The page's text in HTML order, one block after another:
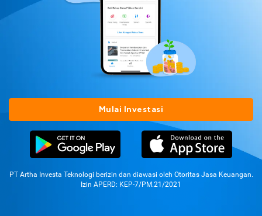
Mulai Investasi
PT Artha Investa Teknologi berizin dan diawasi oleh Otoritas Jasa Keuangan.
Izin APERD: KEP-7/PM.21/2021